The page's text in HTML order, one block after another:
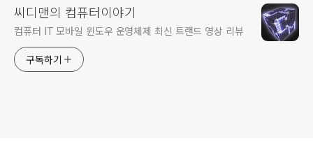
씨디맨의 컴퓨터이야기
컴퓨터 IT 모바일 윈도우 운영체제 최신 트랜드 영상 리뷰
구독하기